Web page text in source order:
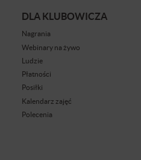
DLA KLUBOWICZA
Nagrania
Webinary na żywo
Ludzie
Płatności
Posiłki
Kalendarz zajęć
Polecenia